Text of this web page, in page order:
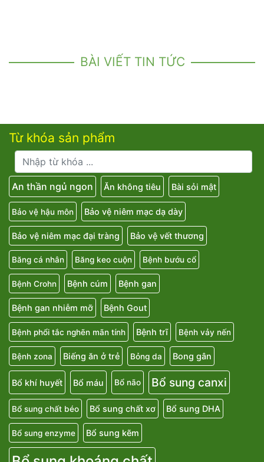
BÀI VIẾT TIN TỨC
Từ khóa sản phẩm
An thần ngủ ngon Ăn không tiêu Bài sỏi mật
Bảo vệ hậu môn Bảo vệ niêm mạc dạ dày
Bảo vệ niêm mạc đại tràng Bảo vệ vết thương
Băng cá nhân Băng keo cuộn Bệnh bướu cổ
Bệnh Crohn Bệnh cúm Bệnh gan
Bệnh gan nhiễm mỡ Bệnh Gout
Bệnh phổi tắc nghẽn mãn tính Bệnh trĩ Bệnh vảy nến
Bệnh zona Biếng ăn ở trẻ Bỏng da Bong gân
Bổ khí huyết Bổ máu Bổ não Bổ sung canxi
Bổ sung chất béo Bổ sung chất xơ Bổ sung DHA
Bổ sung enzyme Bổ sung kẽm